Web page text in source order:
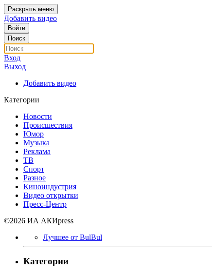
Раскрыть меню
Добавить видео
Войти
Поиск
Вход
Выход
Добавить видео
Категории
Новости
Происшествия
Юмор
Музыка
Реклама
ТВ
Спорт
Разное
Киноиндустрия
Видео открытки
Пресс-Центр
©2026 ИА АКИpress
Лучшее от BulBul
Категории